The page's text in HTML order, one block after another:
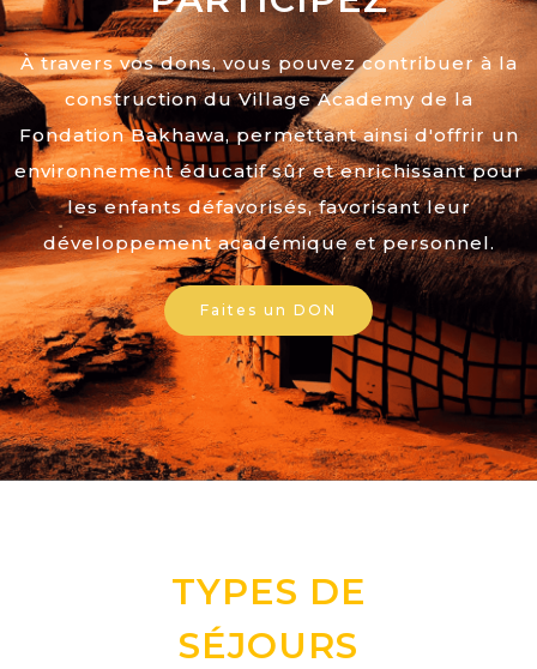
À travers vos dons, vous pouvez contribuer à la
construction du Village Academy de la
Fondation Bakhawa, permettant ainsi d'offrir un
environnement éducatif sûr et enrichissant pour
les enfants défavorisés, favorisant leur
développement académique et personnel.
Faites un DON
TYPES DE
SÉJOURS